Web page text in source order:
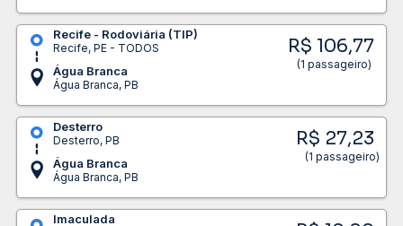
Recife - Rodoviária (TIP)
Recife, PE - TODOS
Água Branca
Água Branca, PB
R$ 106,77
(1 passageiro)
Desterro
Desterro, PB
Água Branca
Água Branca, PB
R$ 27,23
(1 passageiro)
Imaculada